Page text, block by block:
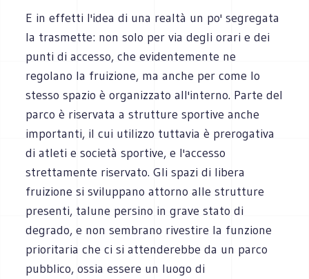
E in effetti l'idea di una realtà un po' segregata
la trasmette: non solo per via degli orari e dei
punti di accesso, che evidentemente ne
regolano la fruizione, ma anche per come lo
stesso spazio è organizzato all'interno. Parte del
parco è riservata a strutture sportive anche
importanti, il cui utilizzo tuttavia è prerogativa
di atleti e società sportive, e l'accesso
strettamente riservato. Gli spazi di libera
fruizione si sviluppano attorno alle strutture
presenti, talune persino in grave stato di
degrado, e non sembrano rivestire la funzione
prioritaria che ci si attenderebbe da un parco
pubblico, ossia essere un luogo di